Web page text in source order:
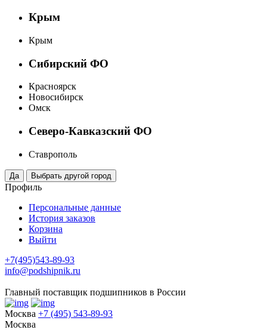
Крым
Крым
Сибирский ФО
Красноярск
Новосибирск
Омск
Северо-Кавказский ФО
Ставрополь
Профиль
Персональные данные
История заказов
Корзина
Выйти
+7(495)543-89-93
info@podshipnik.ru
Главный поставщик подшипников в России
Москва +7 (495) 543-89-93
Москва